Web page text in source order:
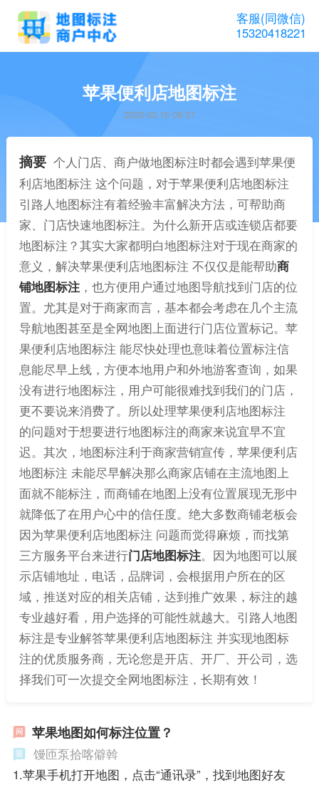
客服(同微信)
15320418221
苹果便利店地图标注
2023-03-16 09:57
摘要 个人门店、商户做地图标注时都会遇到苹果便
利店地图标注 这个问题，对于苹果便利店地图标注
引路人地图标注有着经验丰富解决方法，可帮助商
家、门店快速地图标注。为什么新开店或连锁店都要
地图标注？其实大家都明白地图标注对于现在商家的
意义，解决苹果便利店地图标注 不仅仅是能帮助商
铺地图标注，也方便用户通过地图导航找到门店的位
置。尤其是对于商家而言，基本都会考虑在几个主流
导航地图甚至是全网地图上面进行门店位置标记。苹
果便利店地图标注 能尽快处理也意味着位置标注信
息能尽早上线，方便本地用户和外地游客查询，如果
没有进行地图标注，用户可能很难找到我们的门店，
更不要说来消费了。所以处理苹果便利店地图标注
的问题对于想要进行地图标注的商家来说宜早不宜
迟。其次，地图标注利于商家营销宣传，苹果便利店
地图标注 未能尽早解决那么商家店铺在主流地图上
面就不能标注，而商铺在地图上没有位置展现无形中
就降低了在用户心中的信任度。绝大多数商铺老板会
因为苹果便利店地图标注 问题而觉得麻烦，而找第
三方服务平台来进行门店地图标注。因为地图可以展
示店铺地址，电话，品牌词，会根据用户所在的区
域，推送对应的相关店铺，达到推广效果，标注的越
专业越好看，用户选择的可能性就越大。引路人地图
标注是专业解答苹果便利店地图标注 并实现地图标
注的优质服务商，无论您是开店、开厂、开公司，选
择我们可一次提交全网地图标注，长期有效！
苹果地图如何标注位置？
馒匝泵拾喀僻斡
1.苹果手机打开地图，点击“通讯录”，找到地图好友